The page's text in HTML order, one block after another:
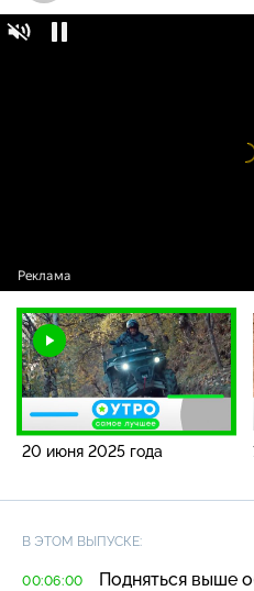
20 июня 2025 года
В ЭТОМ ВЫПУСКЕ:
00:06:00
Подняться выше